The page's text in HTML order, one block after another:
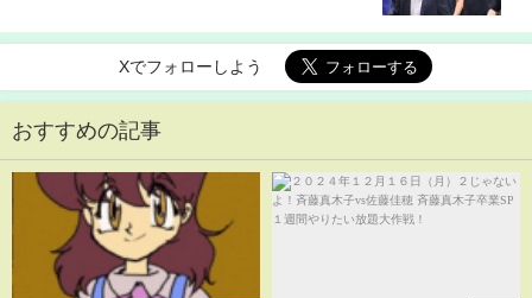
Xでフォローしよう
おすすめの記事